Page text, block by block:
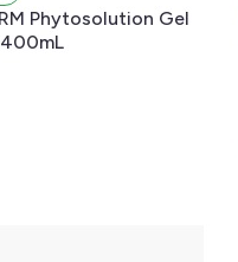
Phytosolution Gel